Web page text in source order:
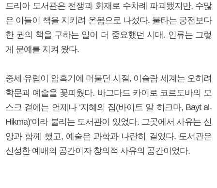
드리아 도서관은 전쟁과 화재로 수차례 파괴됐지만, 수많
은 이들이 책을 지키려 온몸으로 나섰다. 불타는 궁전보다
한 권의 책을 구하는 일이 더 중요했던 시대. 인류는 그렇
게 문예를 지켜 왔다.
중세 유럽이 암흑기에 머물던 시절, 이슬람 세계는 오히려
학문과 예술을 꽃피웠다. 바그다드 카이로 코르도바의 모
스크 곁에는 언제나 ‘지혜의 집(바이트 알 히크마, Bayt al-
Hikma)’이라 불리는 도서관이 있었다. 그곳에서 사유는 신
앙과 함께 했고, 예술은 과학과 나란히 걸었다. 도서관은
신성한 예배의 공간이자 창의적 사유의 공간이었다.